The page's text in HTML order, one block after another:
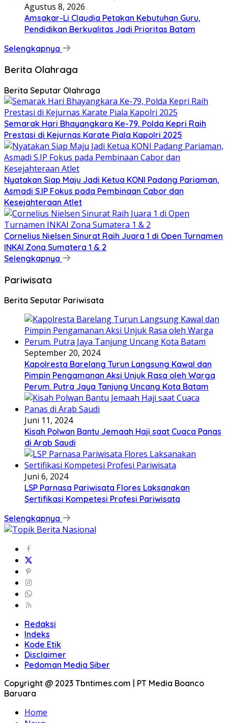
Agustus 8, 2026
Amsakar-Li Claudia Petakan Kebutuhan Guru,
Pendidikan Berkualitas Jadi Prioritas Batam
Selengkapnya
Berita Olahraga
Berita Seputar Olahraga
Semarak Hari Bhayangkara Ke-79, Polda Kepri Raih
Prestasi di Kejurnas Karate Piala Kapolri 2025
Nyatakan Siap Maju Jadi Ketua KONI Padang Pariaman,
Asmadi S.IP Fokus pada Pembinaan Cabor dan
Kesejahteraan Atlet
Cornelius Nielsen Sinurat Raih Juara 1 di Open Turnamen
INKAI Zona Sumatera 1 & 2
Selengkapnya
Pariwisata
Berita Seputar Pariwisata
September 20, 2024
Kapolresta Barelang Turun Langsung Kawal dan
Pimpin Pengamanan Aksi Unjuk Rasa oleh Warga
Perum. Putra Jaya Tanjung Uncang Kota Batam
Juni 11, 2024
Kisah Polwan Bantu Jemaah Haji saat Cuaca Panas
di Arab Saudi
Juni 6, 2024
LSP Parnasa Pariwisata Flores Laksanakan
Sertifikasi Kompetesi Profesi Pariwisata
Selengkapnya
Redaksi
Indeks
Kode Etik
Disclaimer
Pedoman Media Siber
Copyright @ 2023 Tbntimes.com | PT Media Boanco
Baruara
Home